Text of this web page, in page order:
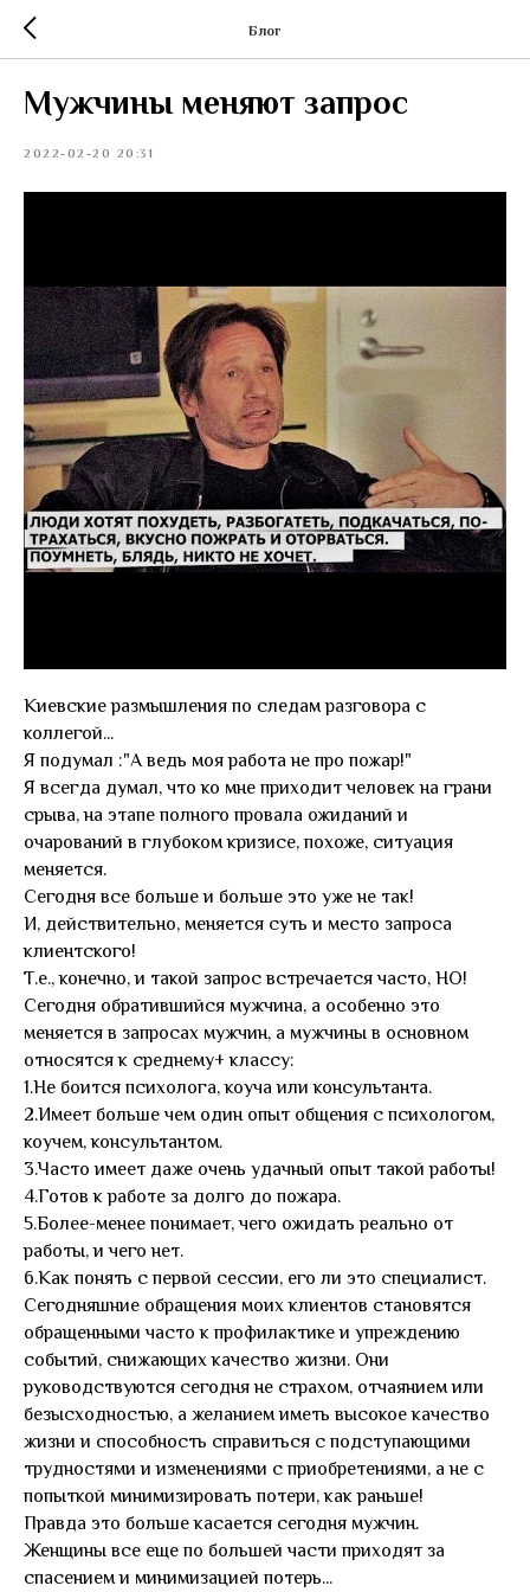
Блог
Мужчины меняют запрос
2022-02-20 20:31
Киевские размышления по следам разговора с
коллегой...
Я подумал :"А ведь моя работа не про пожар!"
Я всегда думал, что ко мне приходит человек на грани
срыва, на этапе полного провала ожиданий и
очарований в глубоком кризисе, похоже, ситуация
меняется.
Сегодня все больше и больше это уже не так!
И, действительно, меняется суть и место запроса
клиентского!
Т.е., конечно, и такой запрос встречается часто, НО!
Сегодня обратившийся мужчина, а особенно это
меняется в запросах мужчин, а мужчины в основном
относятся к среднему+ классу:
1.Не боится психолога, коуча или консультанта.
2.Имеет больше чем один опыт общения с психологом,
коучем, консультантом.
3.Часто имеет даже очень удачный опыт такой работы!
4.Готов к работе за долго до пожара.
5.Более-менее понимает, чего ожидать реально от
работы, и чего нет.
6.Как понять с первой сессии, его ли это специалист.
Сегодняшние обращения моих клиентов становятся
обращенными часто к профилактике и упреждению
событий, снижающих качество жизни. Они
руководствуются сегодня не страхом, отчаянием или
безысходностью, а желанием иметь высокое качество
жизни и способность справиться с подступающими
трудностями и изменениями с приобретениями, а не с
попыткой минимизировать потери, как раньше!
Правда это больше касается сегодня мужчин.
Женщины все еще по большей части приходят за
спасением и минимизацией потерь...